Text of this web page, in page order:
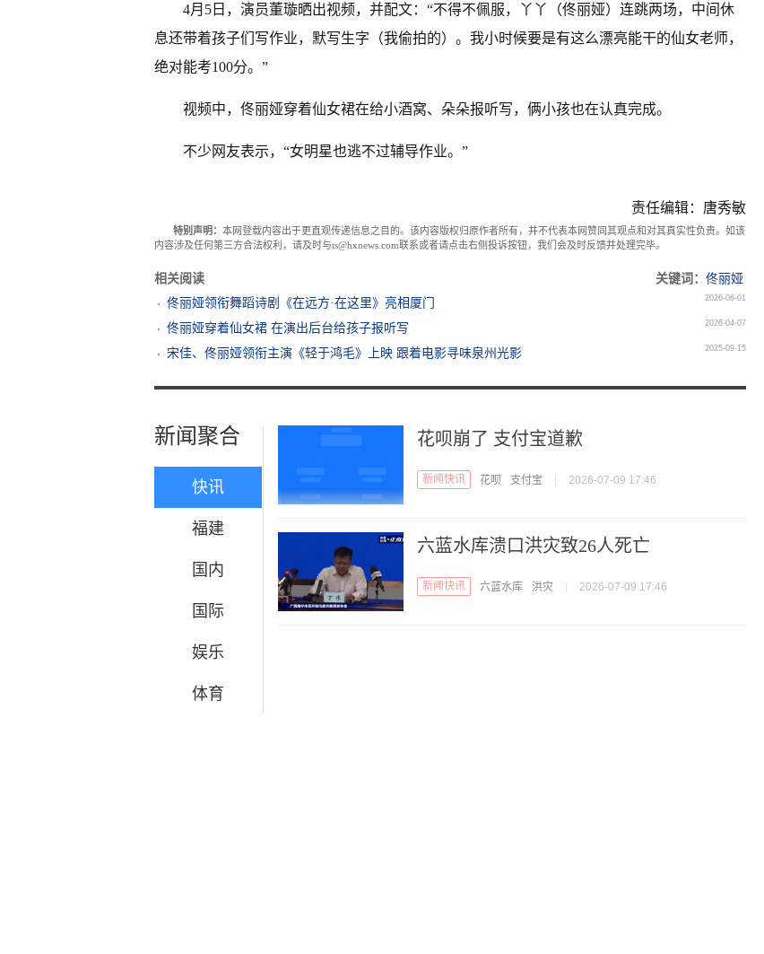
4月5日，演员董璇晒出视频，并配文：“不得不佩服，丫丫（佟丽娅）连跳两场，中间休
息还带着孩子们写作业，默写生字（我偷拍的）。我小时候要是有这么漂亮能干的仙女老师，
绝对能考100分。”
视频中，佟丽娅穿着仙女裙在给小酒窝、朵朵报听写，俩小孩也在认真完成。
不少网友表示，“女明星也逃不过辅导作业。”
责任编辑：唐秀敏
特别声明： 本网登载内容出于更直观传递信息之目的。该内容版权归原作者所有，并不代表本网赞同其观点和对其真实性负责。如该
内容涉及任何第三方合法权利，请及时与ts@hxnews.com联系或者请点击右侧投诉按钮，我们会及时反馈并处理完毕。
相关阅读 关键词： 佟丽娅
佟丽娅领衔舞蹈诗剧《在远方·在这里》亮相厦门
2026-06-01
佟丽娅穿着仙女裙 在演出后台给孩子报听写 2026-04-07
宋佳、佟丽娅领衔主演《轻于鸿毛》上映 跟着电影寻味泉州光影 2025-09-15
新闻聚合
快讯
福建
国内
国际
娱乐
体育
花呗崩了 支付宝道歉
新闻快讯 花呗 支付宝 2026-07-09 17:46
六蓝水库溃口洪灾致26人死亡
新闻快讯 六蓝水库 洪灾 2026-07-09 17:46